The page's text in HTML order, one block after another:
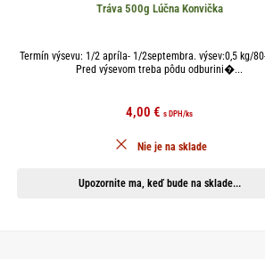
Tráva 500g Lúčna Konvička
Termín výsevu: 1/2 apríla- 1/2septembra. výsev:0,5 kg/
Pred výsevom treba pôdu odburini�...
4,00€ s DPH/ks
Upozornite ma, keď bude na sklade...
Nie je na sklade